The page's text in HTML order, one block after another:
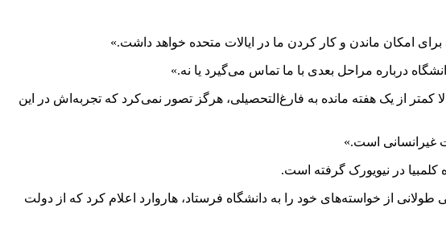
امکان ماندن و کار کردن ما در ایالات متحده خواهد داشت.»
درباره مراحل بعدی با ما تماس می‌گیرد یا نه.»
و حالا کمتر از یک هفته مانده به فارغ‌التحصیلی، هرگز تصور نمی‌کرد که تجربه‌اش در این
غیرانسانی است.»
کلمبیا در نیویورک گرفته است.
طولانی از خواسته‌های خود را به دانشگاه فرستاد، هاروارد اعلام کرد که از دولت